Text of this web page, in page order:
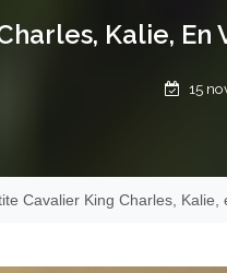
Kalie, En
15
Cavalier King Charles, Kalie,